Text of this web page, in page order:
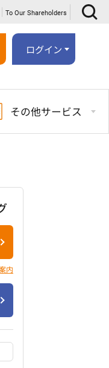
To Our Shareholders
ログイン
その他サービス
内